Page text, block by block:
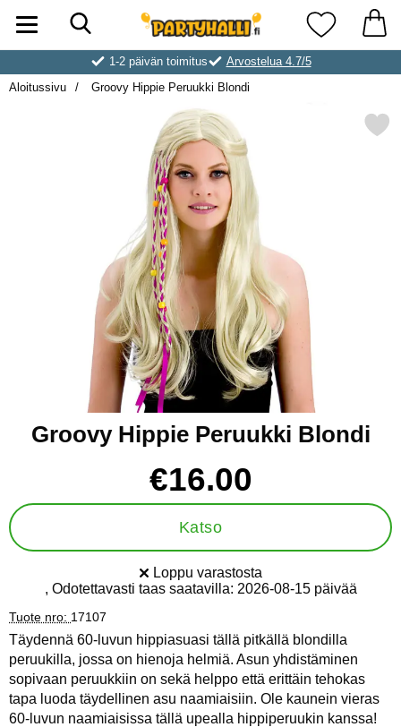
Ostoskori laajennettu Partyhallen AB
Suosikkini
1-2 päivän toimitus
Arvostelua 4.7/5
Aloitussivu
Groovy Hippie Peruukki Blondi
Merkitse groovy Hippie
Groovy Hippie Peruukki Blondi
hinta
€16.00
Katso
Saatavuus:
Loppu varastosta
, Odotettavasti taas saatavilla: 2026-08-15 päivää
Tuote nro: 17107
Täydennä 60-luvun hippiasuasi tällä pitkällä blondilla
peruukilla, jossa on hienoja helmiä. Asun yhdistäminen
sopivaan peruukkiin on sekä helppo että erittäin tehokas
tapa luoda täydellinen asu naamiaisiin. Ole kaunein vieras
60-luvun naamiaisissa tällä upealla hippiperuukin kanssa!